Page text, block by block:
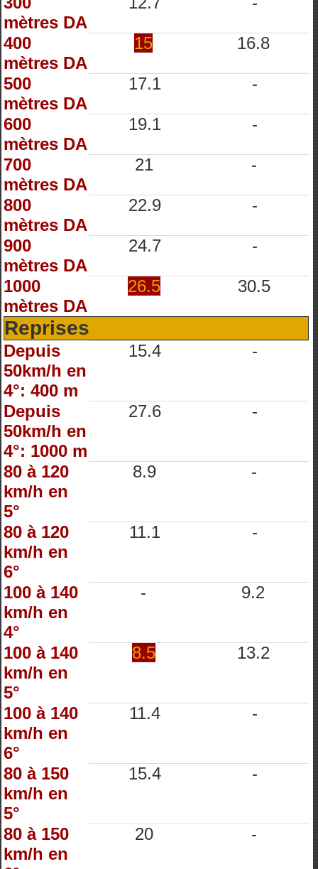
mètres DA
400
mètres DA
15 16.8
500
mètres DA
17.1 -
600
mètres DA
19.1 -
700
mètres DA
21 -
800
mètres DA
22.9 -
900
mètres DA
24.7 -
1000
mètres DA
26.5 30.5
Reprises
Depuis
50km/h en
4°: 400 m
15.4 -
Depuis
50km/h en
4°: 1000 m
27.6 -
80 à 120
km/h en
5°
8.9 -
80 à 120
km/h en
6°
11.1 -
100 à 140
km/h en
4°
- 9.2
100 à 140
km/h en
5°
8.5 13.2
100 à 140
km/h en
6°
11.4 -
80 à 150
km/h en
5°
15.4 -
80 à 150
km/h en
20 -